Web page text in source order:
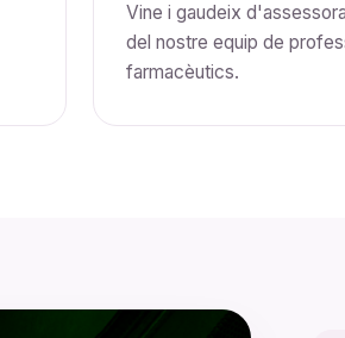
Vine i gaudeix
del nostre equip de
farmacèutics.